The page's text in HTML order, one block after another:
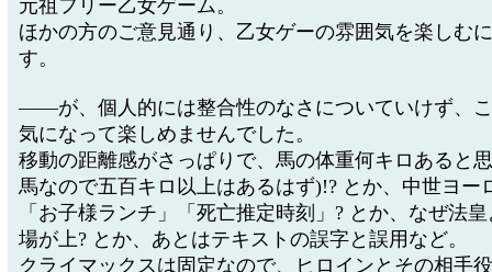
元祖フリー乙女ゲーム。
ほかの方のご意見通り、乙女ゲーの雰囲気を楽しむ
す。
――が、個人的には整合性のなさについていけず、
気になって楽しめませんでした。
移動の距離感がさっぱりで、馬の体重何キロあると
馬なので五百キロ以上はあるはず)!? とか、中世ヨー
「お子様ランチ」「死亡推定時刻」? とか、なぜ法
場が上? とか、あとはテキストの誤字と誤用など。
クライマックスは固定なので、ヒロインとその相手